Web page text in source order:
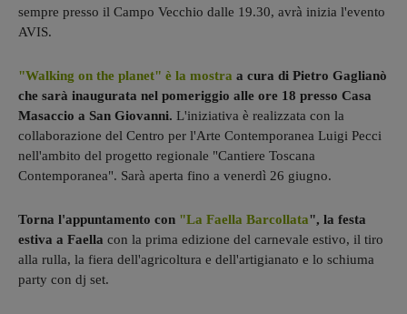
sempre presso il Campo Vecchio dalle 19.30, avrà inizia l'evento
AVIS.
"Walking on the planet" è la mostra a cura di Pietro Gaglianò
che sarà inaugurata nel pomeriggio alle ore 18 presso Casa
Masaccio a San Giovanni. L'iniziativa è realizzata con la
collaborazione del Centro per l'Arte Contemporanea Luigi Pecci
nell'ambito del progetto regionale "Cantiere Toscana
Contemporanea". Sarà aperta fino a venerdì 26 giugno.
Torna l'appuntamento con "La Faella Barcollata", la festa
estiva a Faella con la prima edizione del carnevale estivo, il tiro
alla rulla, la fiera dell'agricoltura e dell'artigianato e lo schiuma
party con dj set.